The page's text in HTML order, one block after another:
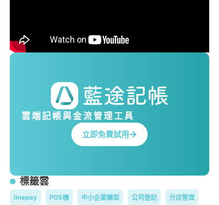
雲端記帳與金流管理工具
立即免費試用
標籤雲
linepay POS機 中小企業轉型 公司登記 分店管理